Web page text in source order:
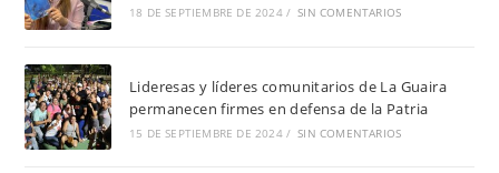
18 DE SEPTIEMBRE DE 2024 / SIN COMENTARIOS
Lideresas y líderes comunitarios de La Guaira
permanecen firmes en defensa de la Patria
15 DE SEPTIEMBRE DE 2024 / SIN COMENTARIOS